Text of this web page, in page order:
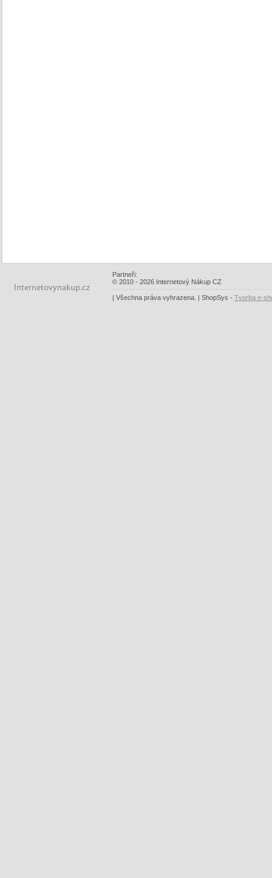
Partneři:
© 2010 - 2026 Internetový Nákup CZ
| Všechna práva vyhrazena. | ShopSys - Tvorba e-